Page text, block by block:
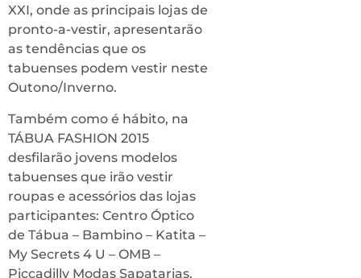
XXI, onde as principais lojas de
pronto-a-vestir, apresentarão
as tendências que os
tabuenses podem vestir neste
Outono/Inverno.
Também como é hábito, na
TÁBUA FASHION 2015
desfilarão jovens modelos
tabuenses que irão vestir
roupas e acessórios das lojas
participantes: Centro Óptico
de Tábua – Bambino – Katita –
My Secrets 4 U – OMB –
Piccadilly Modas Sapatarias.